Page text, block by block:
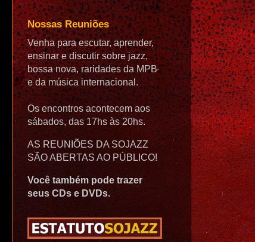
Nossas Reuniões
Venha para escutar, aprender,
ensinar e discutir sobre jazz,
bossa nova, raridades da MPB
e da música internacional.
Os encontros acontecem aos
sábados, das 17hs às 20hs.
AS REUNIÕES DA SOJAZZ
SÃO ABERTAS AO PÚBLICO!
Você também pode trazer
seus CDs e DVDs.